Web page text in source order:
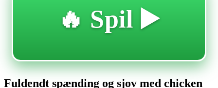
🔥 Spil ▶️
Fuldendt spænding og sjov med chicken